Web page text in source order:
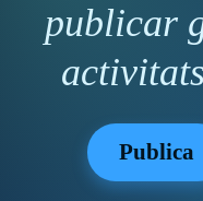
publicar
Publica